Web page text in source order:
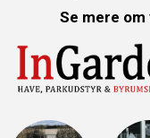
Se mere